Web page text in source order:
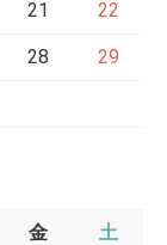
21 22
28 29
金 土